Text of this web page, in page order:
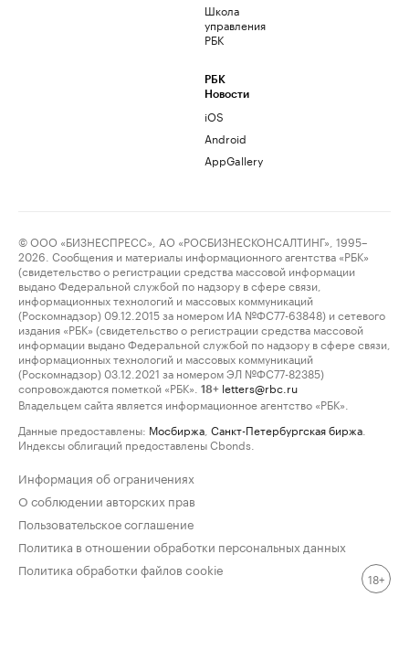
Школа
управления
РБК
РБК
Новости
iOS
Android
AppGallery
© ООО «БИЗНЕСПРЕСС», АО «РОСБИЗНЕСКОНСАЛТИНГ», 1995–
2026. Сообщения и материалы информационного агентства «РБК»
(свидетельство о регистрации средства массовой информации
выдано Федеральной службой по надзору в сфере связи,
информационных технологий и массовых коммуникаций
(Роскомнадзор) 09.12.2015 за номером ИА №ФС77-63848) и сетевого
издания «РБК» (свидетельство о регистрации средства массовой
информации выдано Федеральной службой по надзору в сфере связи,
информационных технологий и массовых коммуникаций
(Роскомнадзор) 03.12.2021 за номером ЭЛ №ФС77-82385)
сопровождаются пометкой «РБК».
18+ letters@rbc.ru
Владельцем сайта является информационное агентство «РБК».
Данные предоставлены: Мосбиржа Санкт-Петербургская биржа
Индексы облигаций предоставлены Cbonds.
Информация об ограничениях
О соблюдении авторских прав
Пользовательское соглашение
Политика в отношении обработки персональных данных
Политика обработки файлов cookie
18+